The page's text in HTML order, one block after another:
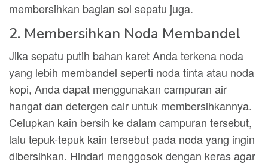
membersihkan bagian sol sepatu juga.
2. Membersihkan Noda Membandel
Jika sepatu putih bahan karet Anda terkena noda
yang lebih membandel seperti noda tinta atau noda
kopi, Anda dapat menggunakan campuran air
hangat dan detergen cair untuk membersihkannya.
Celupkan kain bersih ke dalam campuran tersebut,
lalu tepuk-tepuk kain tersebut pada noda yang ingin
dibersihkan. Hindari menggosok dengan keras agar